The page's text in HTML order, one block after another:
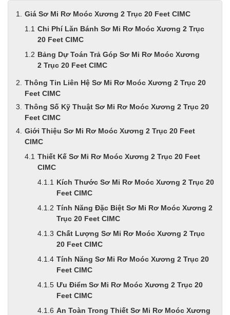
Giá Sơ Mi Rơ Moóc Xương 2 Trục 20 Feet CIMC
Chi Phí Lăn Bánh Sơ Mi Rơ Moóc Xương 2 Trục
20 Feet CIMC
Bảng Dự Toán Trả Góp Sơ Mi Rơ Moóc Xương
2 Trục 20 Feet CIMC
Thông Tin Liên Hệ Sơ Mi Rơ Moóc Xương 2 Trục 20
Feet CIMC
Thông Số Kỹ Thuật Sơ Mi Rơ Moóc Xương 2 Trục 20
Feet CIMC
Giới Thiệu Sơ Mi Rơ Moóc Xương 2 Trục 20 Feet
CIMC
Thiết Kế Sơ Mi Rơ Moóc Xương 2 Trục 20 Feet
CIMC
Kích Thước Sơ Mi Rơ Moóc Xương 2 Trục 20
Feet CIMC
Tính Năng Đặc Biệt Sơ Mi Rơ Moóc Xương 2
Trục 20 Feet CIMC
Chất Lượng Sơ Mi Rơ Moóc Xương 2 Trục
20 Feet CIMC
Tính Năng Sơ Mi Rơ Moóc Xương 2 Trục 20
Feet CIMC
Ưu Điểm Sơ Mi Rơ Moóc Xương 2 Trục 20
Feet CIMC
An Toàn Trong Thiết Sơ Mi Rơ Moóc Xương